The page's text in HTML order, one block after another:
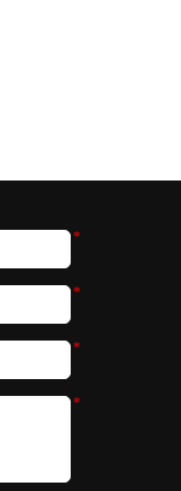
*
*
*
*